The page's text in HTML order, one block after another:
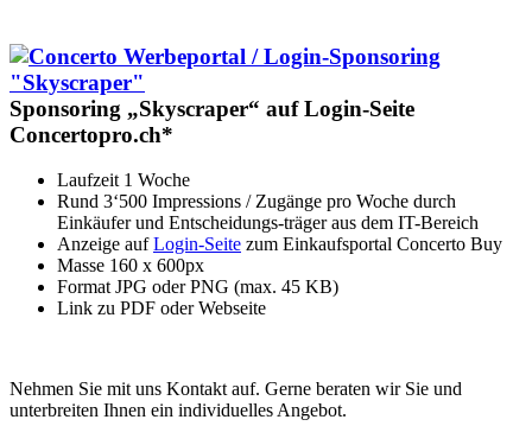
Sponsoring „Skyscraper“ auf Login-Seite
Concertopro.ch*
Laufzeit 1 Woche
Rund 3‘500 Impressions / Zugänge pro Woche durch
Einkäufer und Entscheidungs-träger aus dem IT-Bereich
Anzeige aufLogin-Seite zum Einkaufsportal Concerto Buy
Masse 160 x 600px
Format JPG oder PNG (max. 45 KB)
Link zu PDF oder Webseite
Nehmen Sie mit uns Kontakt auf. Gerne beraten wir Sie und
unterbreiten Ihnen ein individuelles Angebot.